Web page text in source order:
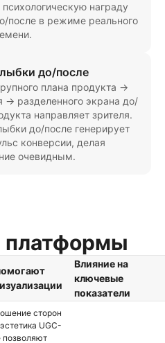
награду
после в режиме реального
до/после
плана продукта →
→ разделенного экрана до/
направляет зрителя.
до/после генерирует
конверсии, делая
очевидным.
платформы
Влияние на
ключевые
показатели
сторон
UGC-
позволяют